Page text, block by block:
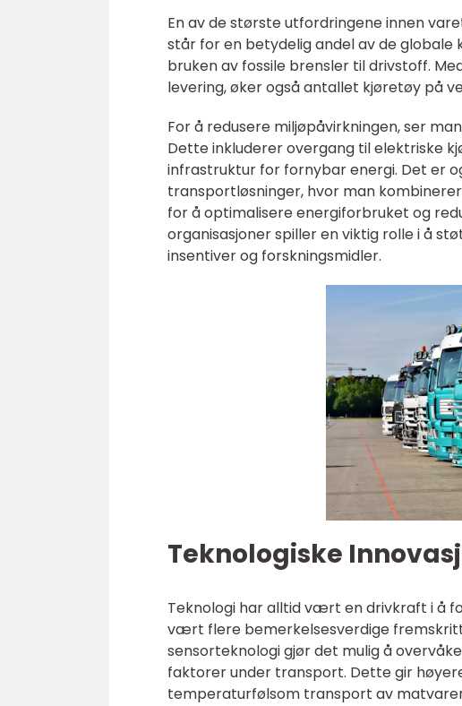
En av de største utfordringene innen
står for en betydelig andel av de globale
bruken av fossile brensler til drivstoff.
levering, øker også antallet kjøretøy på
For å redusere miljøpåvirkningen, ser
Dette inkluderer overgang til elektriske
infrastruktur for fornybar energi. Det er
transportløsninger, hvor man
for å optimalisere energiforbruket og
organisasjoner spiller en viktig rolle i å
insentiver og forskningsmidler.
Teknologiske
Teknologi har alltid vært en drivkraft i å
vært flere bemerkelsesverdige
sensorteknologi gjør det mulig å
faktorer under transport. Dette gir
temperaturfølsom transport av